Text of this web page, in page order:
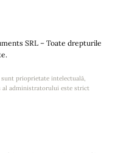
SRL – Toate drepturile
sunt prioprietate intelectuală,
al administratorului este strict